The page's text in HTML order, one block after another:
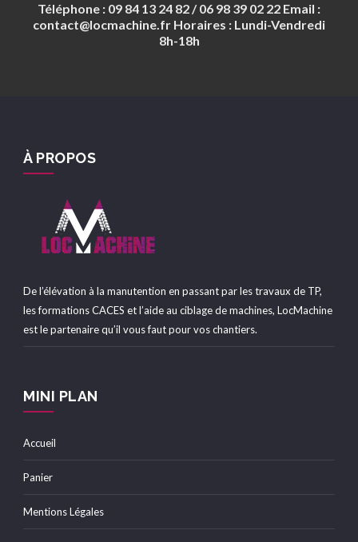
Téléphone : 09 84 13 24 82 / 06 98 39 02 22 Email :
contact@locmachine.fr Horaires : Lundi-Vendredi
8h-18h
À PROPOS
De l’élévation à la manutention en passant par les travaux de TP,
les formations CACES et l’aide au ciblage de machines, LocMachine
est le partenaire qu’il vous faut pour vos chantiers.
MINI PLAN
Accueil
Panier
Mentions Légales